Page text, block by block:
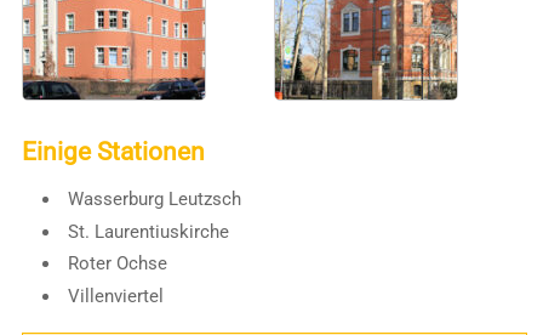
Einige Stationen
Wasserburg Leutzsch
St. Laurentiuskirche
Roter Ochse
Villenviertel